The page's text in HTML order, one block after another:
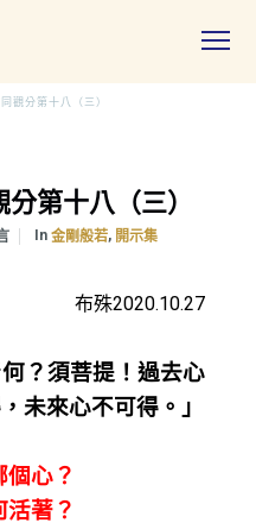
觀分第十八（三）
第十八（三）
In 金剛般若, 開示集
布殊2020.10.27
？須菩提！過去心
未來心不可得。」
心？
著？